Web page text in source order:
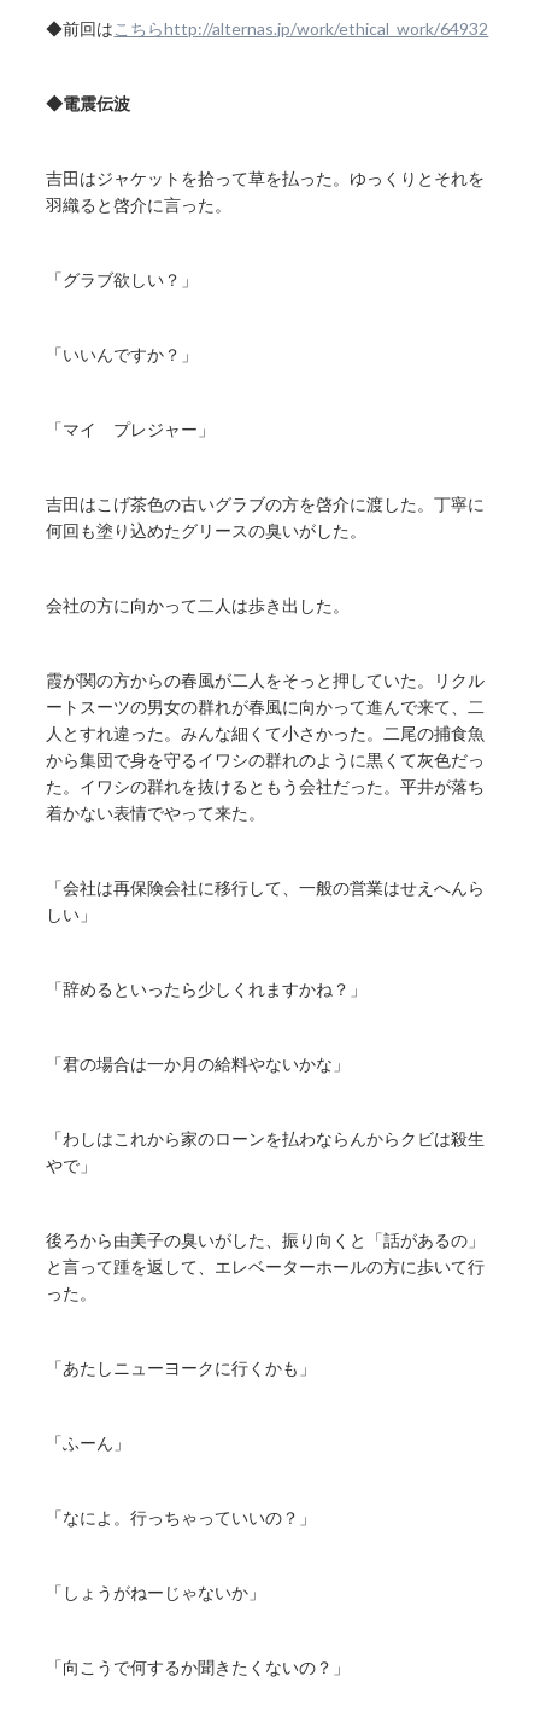
◆前回はこちらhttp://alternas.jp/work/ethical_work/64932
◆電震伝波
吉田はジャケットを拾って草を払った。ゆっくりとそれを
羽織ると啓介に言った。
「グラブ欲しい？」
「いいんですか？」
「マイ プレジャー」
吉田はこげ茶色の古いグラブの方を啓介に渡した。丁寧に
何回も塗り込めたグリースの臭いがした。
会社の方に向かって二人は歩き出した。
霞が関の方からの春風が二人をそっと押していた。リクル
ートスーツの男女の群れが春風に向かって進んで来て、二
人とすれ違った。みんな細くて小さかった。二尾の捕食魚
から集団で身を守るイワシの群れのように黒くて灰色だっ
た。イワシの群れを抜けるともう会社だった。平井が落ち
着かない表情でやって来た。
「会社は再保険会社に移行して、一般の営業はせえへんら
しい」
「辞めるといったら少しくれますかね？」
「君の場合は一か月の給料やないかな」
「わしはこれから家のローンを払わならんからクビは殺生
やで」
後ろから由美子の臭いがした、振り向くと「話があるの」
と言って踵を返して、エレベーターホールの方に歩いて行
った。
「あたしニューヨークに行くかも」
「ふーん」
「なによ。行っちゃっていいの？」
「しょうがねーじゃないか」
「向こうで何するか聞きたくないの？」